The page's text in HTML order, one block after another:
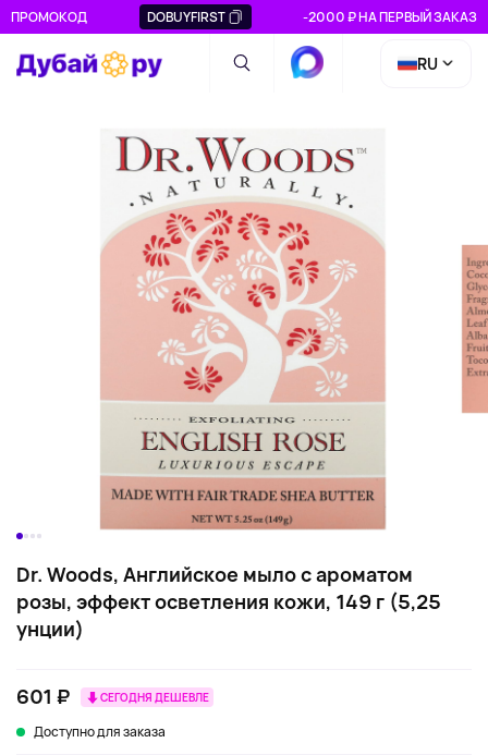
ПРОМОКОД DOBUYFIRST -2000 ₽ НА ПЕРВЫЙ ЗАКАЗ
RU
Dr. Woods, Английское мыло с ароматом
розы, эффект осветления кожи, 149 г (5,25
унции)
601 ₽ СЕГОДНЯ ДЕШЕВЛЕ
Доступно для заказа